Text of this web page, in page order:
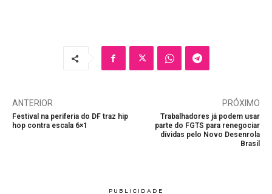
ANTERIOR
Festival na periferia do DF traz hip
hop contra escala 6×1
PRÓXIMO
Trabalhadores já podem usar
parte do FGTS para renegociar
dívidas pelo Novo Desenrola
Brasil